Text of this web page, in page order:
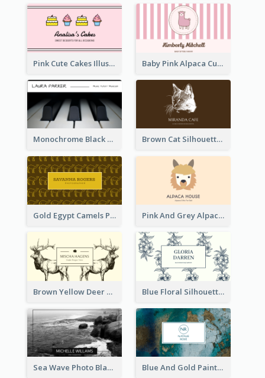
Pink Cute Cakes Illustration Cake Shop Business Card Baby Pink Alpaca Cute Illustration Business Card
Monochrome Black Piano Music Business Card Brown Cat Silhouette Cafe Business Card
Gold Egypt Camels Patterns Illustration Business Card Pink And Grey Alpaca Illustration Business Card
Brown Yellow Deer Silhouette Business Card Blue Floral Silhouette Elegant Business Card
Sea Wave Photo Black And White Business Card Blue And Gold Painting Texture Business Card